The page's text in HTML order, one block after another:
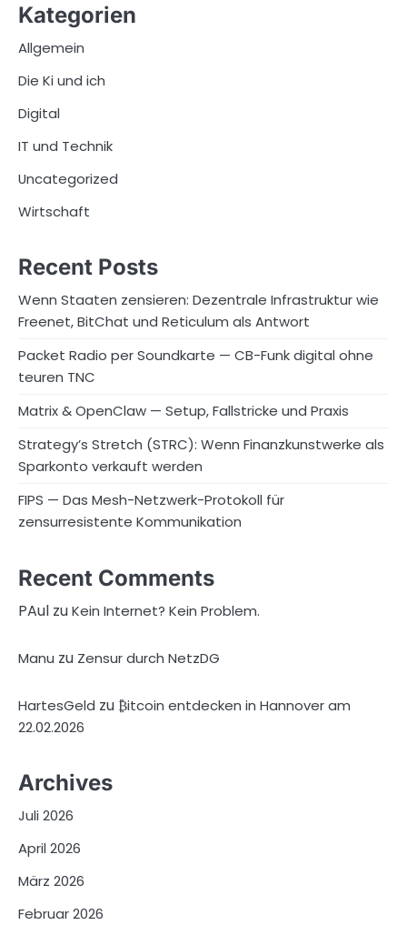
Kategorien
Allgemein
Die Ki und ich
Digital
IT und Technik
Uncategorized
Wirtschaft
Recent Posts
Wenn Staaten zensieren: Dezentrale Infrastruktur wie
Freenet, BitChat und Reticulum als Antwort
Packet Radio per Soundkarte — CB-Funk digital ohne
teuren TNC
Matrix & OpenClaw — Setup, Fallstricke und Praxis
Strategy’s Stretch (STRC): Wenn Finanzkunstwerke als
Sparkonto verkauft werden
FIPS — Das Mesh-Netzwerk-Protokoll für
zensurresistente Kommunikation
Recent Comments
PAul zuKein Internet? Kein Problem.
Manu zu Zensur durch NetzDG
HartesGeld zu ₿itcoin entdecken in Hannover am
22.02.2026
Archives
Juli 2026
April 2026
März 2026
Februar 2026